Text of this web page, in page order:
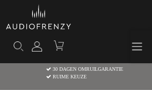
30 DAGEN OMRUILGARANTIE
RUIME KEUZE